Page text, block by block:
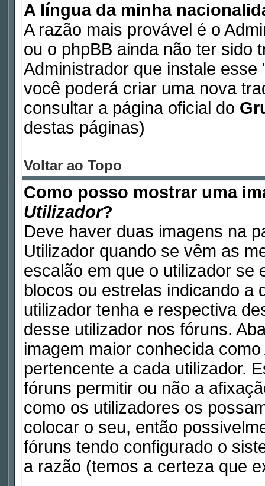
A língua da minha
A razão mais provável é o
ou o phpBB ainda não ter sido
Administrador que instale
você poderá criar uma nova
consultar a página oficial do
destas páginas)
Voltar ao Topo
Como posso mostrar uma
Utilizador?
Deve haver duas imagens na
Utilizador quando se vêm as
escalão em que o utilizador se
blocos ou estrelas indicando a
utilizador tenha e respectiva
desse utilizador nos fóruns.
imagem maior conhecida
pertencente a cada utilizador.
fóruns permitir ou não a
como os utilizadores os
colocar o seu, então
fóruns tendo configurado o
a razão (temos a certeza que